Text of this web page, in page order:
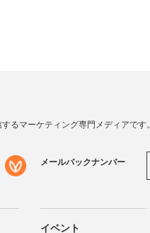
るマーケティング専門メディアです。
メールバックナンバー
イベント